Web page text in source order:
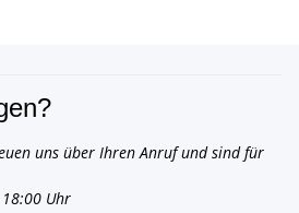
uns über Ihren Anruf und sind für
Uhr